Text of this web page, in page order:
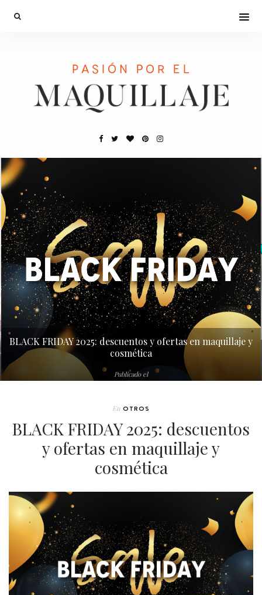
BLACK FRIDAY 2025: descuentos y ofertas en maquillaje y
cosmética
Publicado el
En OTROS
BLACK FRIDAY 2025: descuentos
y ofertas en maquillaje y
cosmética